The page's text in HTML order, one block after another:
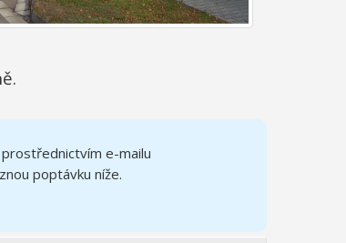
prostřednictvím e-mailu
poptávku níže.